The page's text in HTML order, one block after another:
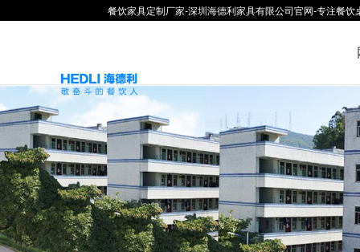
餐饮家具定制厂家-深圳海德利家具有限公司官网-专注餐饮